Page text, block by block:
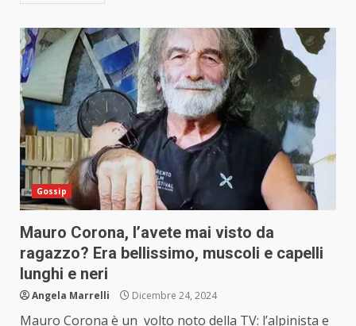
Gossip
Mauro Corona, l’avete mai visto da
ragazzo? Era bellissimo, muscoli e capelli
lunghi e neri
Angela Marrelli Dicembre 24, 2024
Mauro Corona è un volto noto della TV: l’alpinista e